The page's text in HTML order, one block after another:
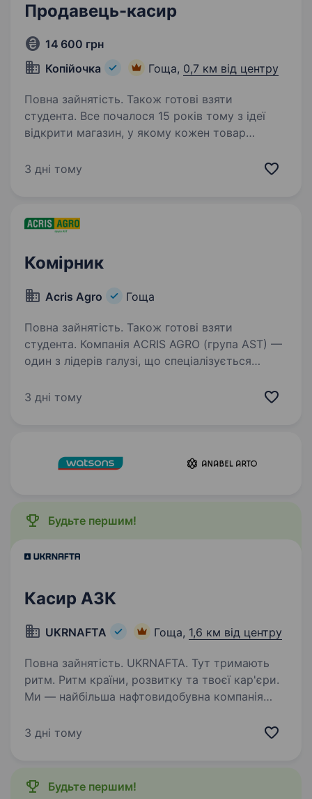
Продавець-касир
14 600 грн
Копійочка
Гоща, 0,7 км від центру
Повна зайнятість. Також готові взяти
студента. Все почалося 15 років тому з ідеї
відкрити магазин, у якому кожен товар
враження. Зараз мережа «Копійочка» налічує
3 дні тому
Комірник
Aсris Agro Гоща
Повна зайнятість. Також готові взяти
студента. Компанія AСRIS AGRO (група AST) —
один з лідерів галузі, що спеціалізується
та бобових культур запрошує до своєї
3 дні тому
Будьте першим!
Касир АЗК
UKRNAFTA Гоща, 1,6 км від центру
Повна зайнятість. UKRNAFTA. Тут тримають
ритм. Ритм країни, розвитку та твоєї кар'єри.
Ми — найбільша нафтовидобувна компанія
майже 700 сучасних автозаправних
3 дні тому
Будьте першим!